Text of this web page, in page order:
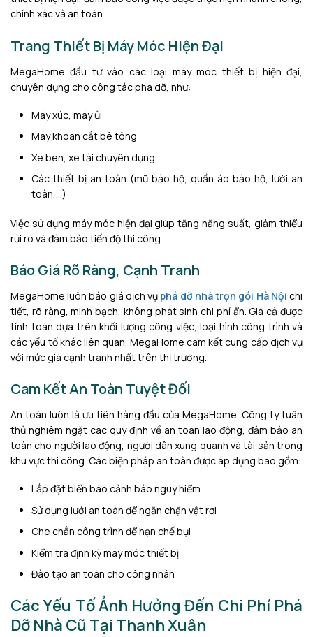
chính xác và an toàn.
Trang Thiết Bị Máy Móc Hiện Đại
MegaHome đầu tư vào các loại máy móc thiết bị hiện đại,
chuyên dụng cho công tác phá dỡ, như:
Máy xúc, máy ủi
Máy khoan cắt bê tông
Xe ben, xe tải chuyên dụng
Các thiết bị an toàn (mũ bảo hộ, quần áo bảo hộ, lưới an
toàn,…)
Việc sử dụng máy móc hiện đại giúp tăng năng suất, giảm thiểu
rủi ro và đảm bảo tiến độ thi công.
Báo Giá Rõ Ràng, Cạnh Tranh
MegaHome luôn báo giá dịch vụ phá dỡ nhà trọn gói Hà Nội chi
tiết, rõ ràng, minh bạch, không phát sinh chi phí ẩn. Giá cả được
tính toán dựa trên khối lượng công việc, loại hình công trình và
các yếu tố khác liên quan. MegaHome cam kết cung cấp dịch vụ
với mức giá cạnh tranh nhất trên thị trường.
Cam Kết An Toàn Tuyệt Đối
An toàn luôn là ưu tiên hàng đầu của MegaHome. Công ty tuân
thủ nghiêm ngặt các quy định về an toàn lao động, đảm bảo an
toàn cho người lao động, người dân xung quanh và tài sản trong
khu vực thi công. Các biện pháp an toàn được áp dụng bao gồm:
Lắp đặt biển báo cảnh báo nguy hiểm
Sử dụng lưới an toàn để ngăn chặn vật rơi
Che chắn công trình để hạn chế bụi
Kiểm tra định kỳ máy móc thiết bị
Đào tạo an toàn cho công nhân
Các Yếu Tố Ảnh Hưởng Đến Chi Phí Phá
Dỡ Nhà Cũ Tại Thanh Xuân